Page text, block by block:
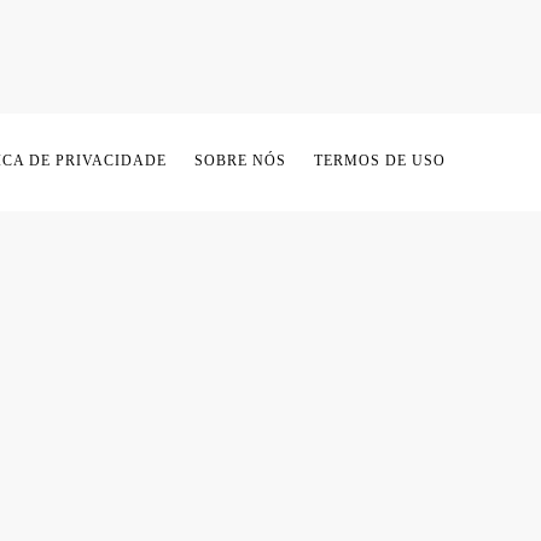
DE PRIVACIDADE SOBRE NÓS TERMOS DE USO